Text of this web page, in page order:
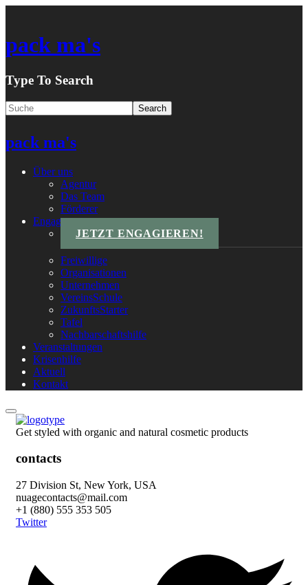
pack ma's
Type To Search
pack ma's
Über uns
Agentur
Das Team
Förderer
Engagements
JETZT ENGAGIEREN!
Freiwillige
Organisationen
Unternehmen
VereinsSchule
ZukunftsStarter
Tafel
Nachbarschaftshilfe
Veranstaltungen
Krisenhilfe
Aktuell
Kontakt
Get styled with organic and natural cosmetic products
contacts
27 Division St, New York, USA
nuagecontacts@mail.com
+1 (880) 555 353 505
Twitter